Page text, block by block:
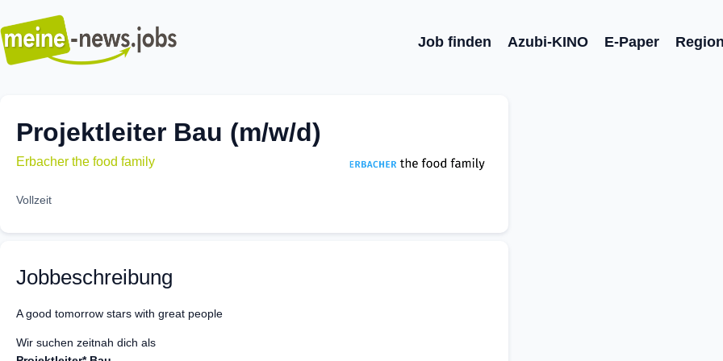
Job finden Azubi-KINO E-Paper
Projektleiter Bau (m/w/d)
Erbacher the food family
Vollzeit
Jobbeschreibung
A good tomorrow stars with great people
Wir suchen zeitnah dich als